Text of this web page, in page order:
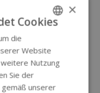
GERMAN
×
Cookies
die
Website
Nutzung
Sie der
unserer